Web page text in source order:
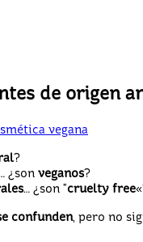
de origen
vegana
?
¿son veganos?
… ¿son "cruelty free
confunden, pero no